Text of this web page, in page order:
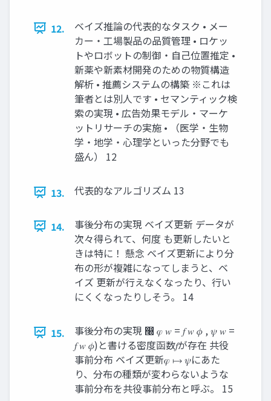
12.
ベイズ推論の代表的なタスク • メー
カー・工場製品の品質管理 • ロケッ
トやロボットの制御・自己位置推定 •
新薬や新素材開発のための物質構造
解析 • 推薦システムの構築 ※これは
筆者とは別人です • セマンティック検
索の実現 • 広告効果モデル・マーケ
ットリサーチの実施 • （医学・生物
学・地学・心理学といった分野でも
盛ん） 12
13. 代表的なアルゴリズム 13
14.
事後分布の実現 ベイズ更新 データが
次々得られて、何度 も更新したいと
きは特に！ 懸念 ベイズ更新により分
布の形が複雑になってしまうと、ベ
イズ 更新が行えなくなったり、行い
にくくなったりしそう。 14
15.
事後分布の実現 ෠ 𝜑 𝑤 = 𝑓 𝑤 𝜙 , 𝜓 𝑤 =
𝑓 𝑤 𝜙)と書ける密度函数𝑓が存在 共役
事前分布 ベイズ更新𝜑 ↦ 𝜓にあた
り、分布の種類が変わらないような
事前分布を共役事前分布と呼ぶ。 15